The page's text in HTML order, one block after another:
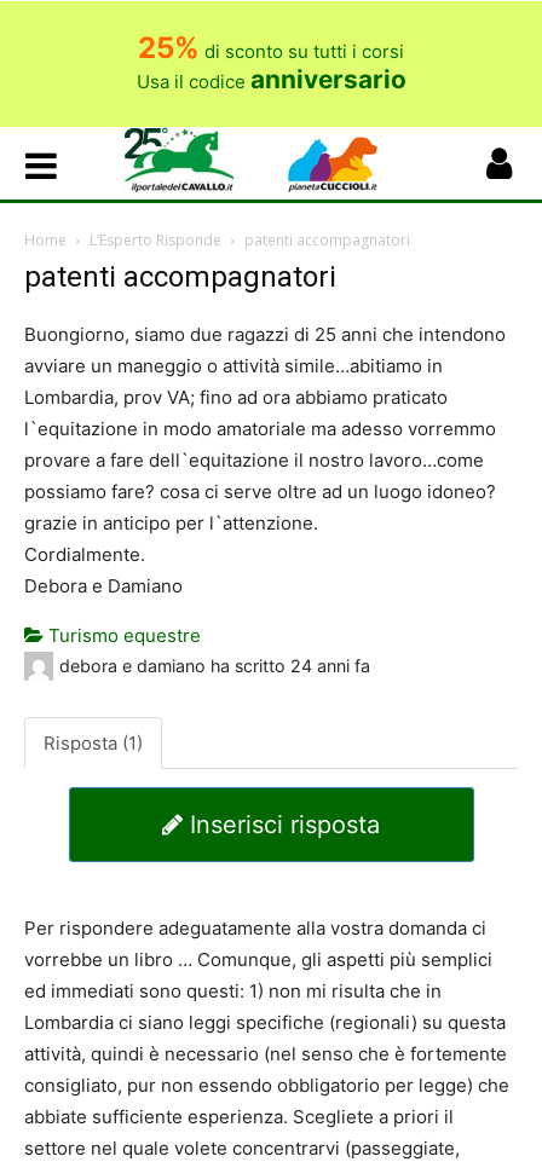
25% di sconto su tutti i corsi
Usa il codice anniversario
Home L’Esperto Risponde patenti accompagnatori
patenti accompagnatori
Buongiorno, siamo due ragazzi di 25 anni che intendono
avviare un maneggio o attività simile…abitiamo in
Lombardia, prov VA; fino ad ora abbiamo praticato
l`equitazione in modo amatoriale ma adesso vorremmo
provare a fare dell`equitazione il nostro lavoro…come
possiamo fare? cosa ci serve oltre ad un luogo idoneo?
grazie in anticipo per l`attenzione.
Cordialmente.
Debora e Damiano
Turismo equestre
debora e damiano ha scritto 24 anni fa
Risposta (1)
Inserisci risposta
Per rispondere adeguatamente alla vostra domanda ci
vorrebbe un libro … Comunque, gli aspetti più semplici
ed immediati sono questi: 1) non mi risulta che in
Lombardia ci siano leggi specifiche (regionali) su questa
attività, quindi è necessario (nel senso che è fortemente
consigliato, pur non essendo obbligatorio per legge) che
abbiate sufficiente esperienza. Scegliete a priori il
settore nel quale volete concentrarvi (passeggiate,